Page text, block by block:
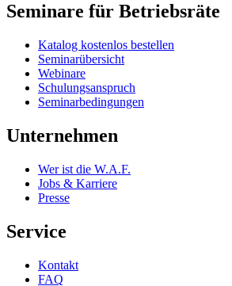
Seminare für Betriebsräte
Katalog kostenlos bestellen
Seminarübersicht
Webinare
Schulungsanspruch
Seminarbedingungen
Unternehmen
Wer ist die W.A.F.
Jobs & Karriere
Presse
Service
Kontakt
FAQ